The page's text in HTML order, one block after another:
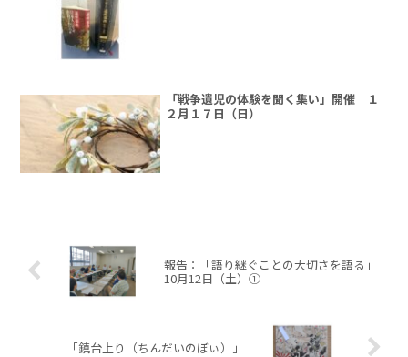
「戦争遺児の体験を聞く集い」開催 １
２月１７日（日）
報告：「語り継ぐことの大切さを語る」
10月12日（土）①
「鎮台上り（ちんだいのぼぃ）」